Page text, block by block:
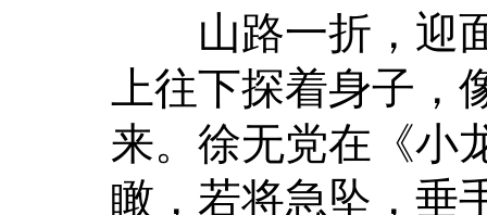
山路一折，迎面
上往下探着身子，
来。徐无党在《
瞰，若将急坠，垂